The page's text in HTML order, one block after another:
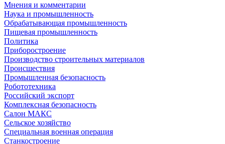
Мнения и комментарии
Наука и промышленность
Обрабатывающая промышленность
Пищевая промышленность
Политика
Приборостроение
Производство строительных материалов
Происшествия
Промышленная безопасность
Робототехника
Российский экспорт
Комплексная безопасность
Салон МАКС
Сельское хозяйство
Специальная военная операция
Станкостроение